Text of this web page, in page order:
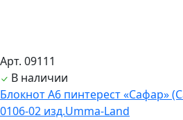
Арт. 09111
В наличии
Блокнот А6 пинтерест «Сафар»
0106-02 изд.Umma-Land